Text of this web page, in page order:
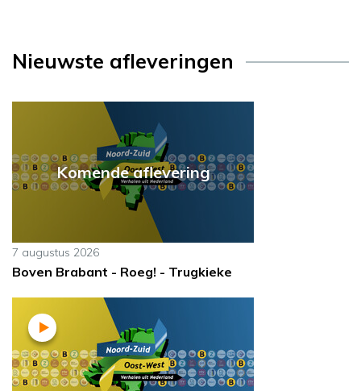
Nieuwste afleveringen
Komende aflevering
7 augustus 2026
Boven Brabant - Roeg! - Trugkieke